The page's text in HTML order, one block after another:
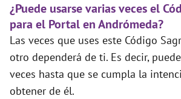
¿Puede usarse varias veces el
para el Portal en Andrómeda?
Las veces que uses este Código
otro dependerá de ti. Es decir,
veces hasta que se cumpla la
obtener de él.